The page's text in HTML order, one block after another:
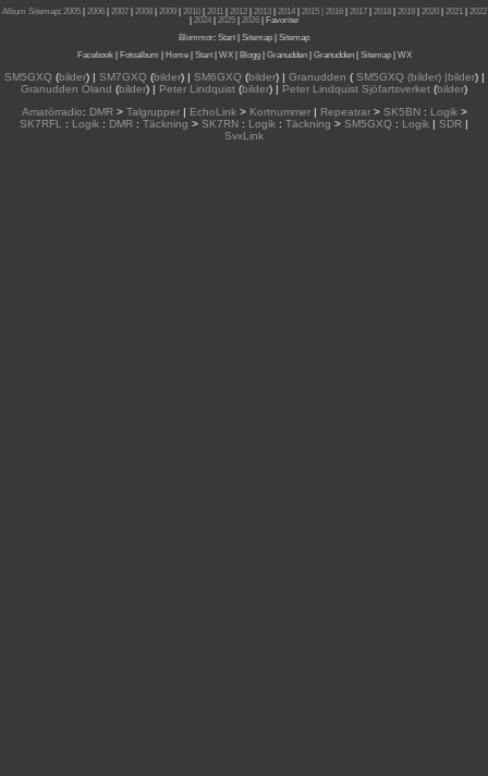
Album Sitemap: 2005| 2006| 2007| 2008| 2009| 2010| 2011| 2012| 2013| 2014| 2015 | 2016| 2017| 2018| 2019| 2020| 2021| 2022
2024| 2025| 2026|
Favoriter
Blommor: Start Sitemap
Sitemap
Facebook| Fotoalbum Home| Start| WX| Blogg| Granudden| Granudden| Sitemap| WX
SM5GXQ(bilder) | SM7GXQ(bilder) | SM6GXQ(bilder) | Granudden (SM5GXQ (bilder) |bilder) |
Granudden Öland (bilder) | Peter Lindquist (bilder) | Peter Lindquist Sjöfartsverket (bilder)
Amatörradio: DMR> Talgrupper| EchoLink> Kortnummer| Repeatrar> SK5BN: Logik>
SK7RFL
: Logik : DMR : Täckning > SK7RN : Logik : Täckning > SM5GXQ : Logik | SDR |
SvxLink